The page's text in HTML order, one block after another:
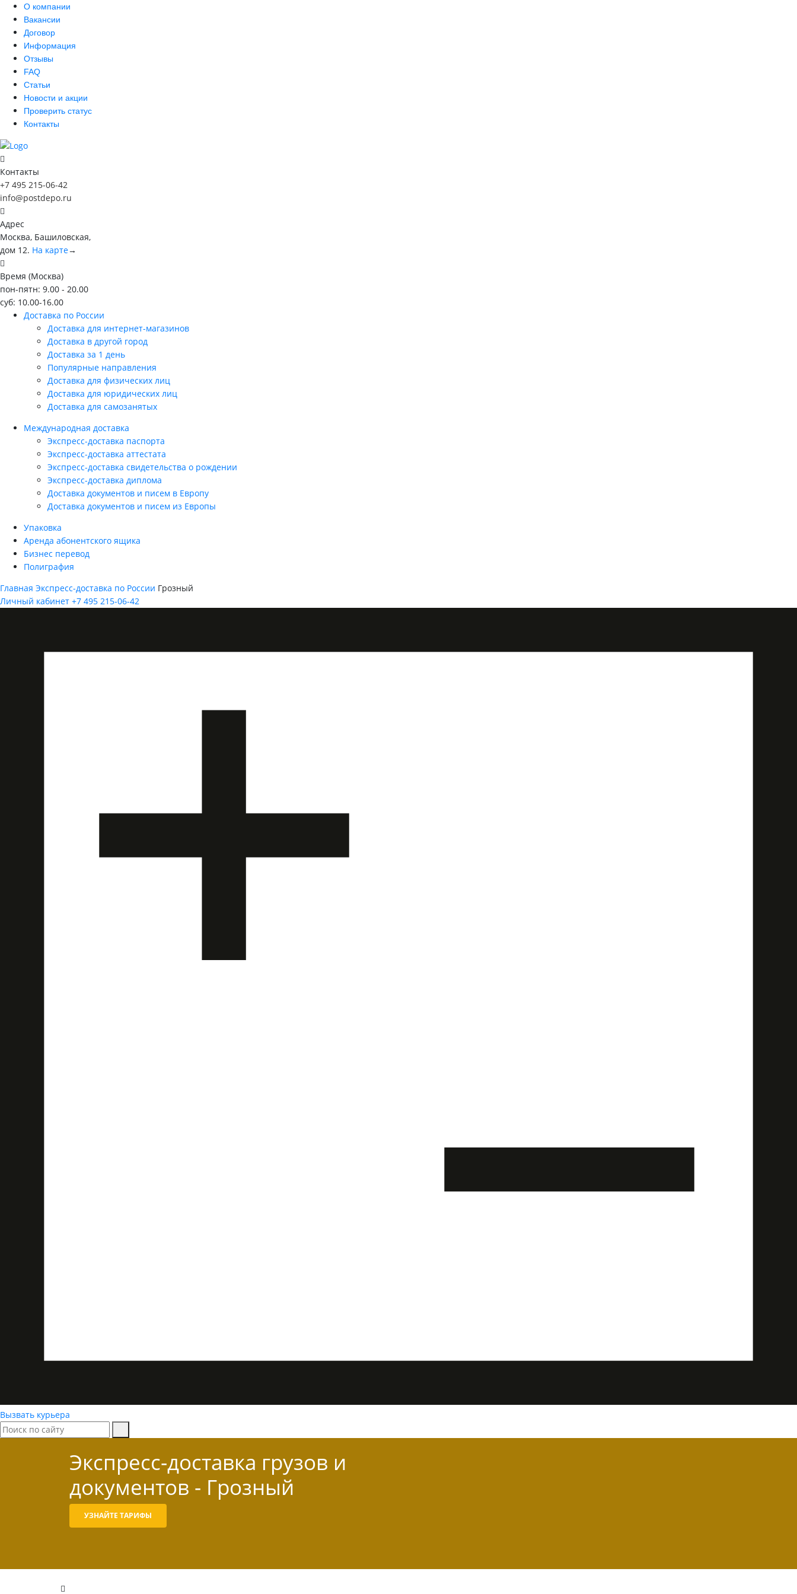
О компании
Вакансии
Договор
Информация
Отзывы
FAQ
Статьи
Новости и акции
Проверить статус
Контакты
Контакты
+7 495 215-06-42
info@postdepo.ru
Адрес
Москва, Башиловская,
дом 12. На карте→
Время (Москва)
пон-пятн: 9.00 - 20.00
суб: 10.00-16.00
Доставка по России
Доставка для интернет-магазинов
Доставка в другой город
Доставка за 1 день
Популярные направления
Доставка для физических лиц
Доставка для юридических лиц
Доставка для самозанятых
Международная доставка
Экспресс-доставка паспорта
Экспресс-доставка аттестата
Экспресс-доставка свидетельства о рождении
Экспресс-доставка диплома
Доставка документов и писем в Европу
Доставка документов и писем из Европы
Упаковка
Аренда абонентского ящика
Бизнес перевод
Полиграфия
Главная Экспресс-доставка по России Грозный
Личный кабинет +7 495 215-06-42
Вызвать курьера
Экспресс-доставка грузов и
документов - Грозный
УЗНАЙТЕ ТАРИФЫ